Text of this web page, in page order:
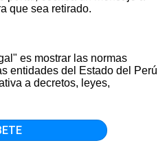
que sea retirado.
es mostrar las normas
entidades del Estado del Perú
a decretos, leyes,